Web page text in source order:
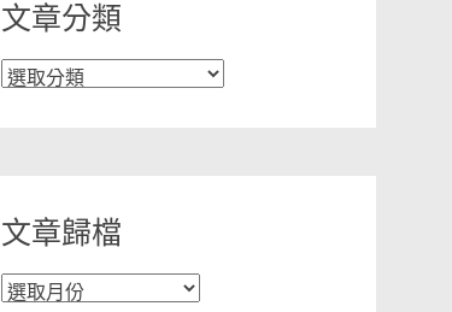
文章分類
文
文章歸檔
文